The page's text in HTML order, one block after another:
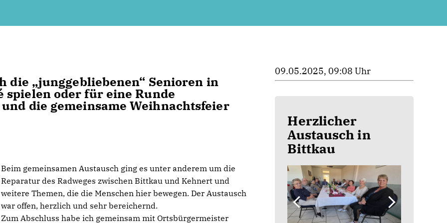
die „junggebliebenen“ Senioren in
spielen oder für eine Runde
die gemeinsame Weihnachtsfeier
Beim gemeinsamen Austausch ging es unter anderem um die
Reparatur des Radweges zwischen Bittkau und Kehnert und
weitere Themen, die die Menschen hier bewegen. Der Austausch
war offen, herzlich und sehr bereichernd.
Zum Abschluss habe ich gemeinsam mit Ortsbürgermeister
09.05.2025, 09:08 Uhr
Herzlicher
Austausch in
Bittkau